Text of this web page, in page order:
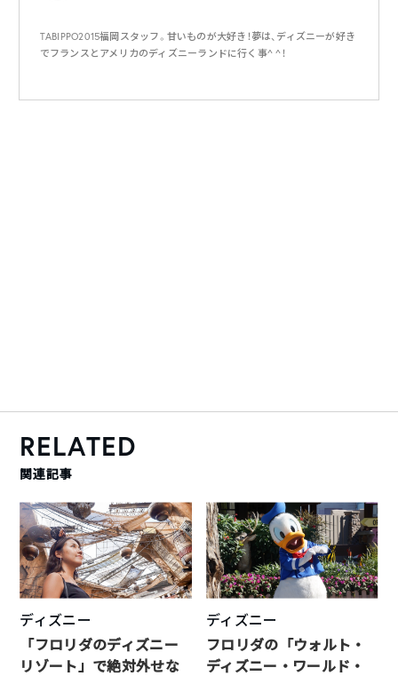
TABIPPO2015福岡スタッフ。甘いものが大好き！夢は、ディズニーが好き
でフランスとアメリカのディズニーランドに行く事^ ^！
RELATED
関連記事
ディズニー
「フロリダのディズニー
リゾート」で絶対外せな
ディズニー
フロリダの「ウォルト・
ディズニー・ワールド・